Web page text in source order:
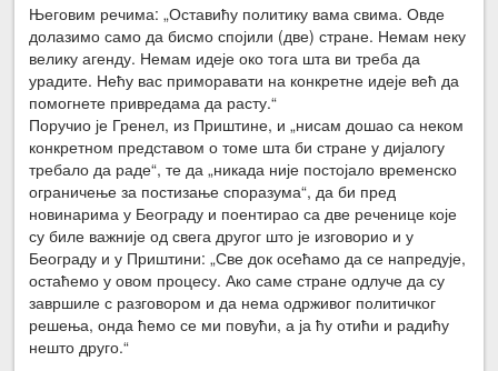
Његовим речима: „Оставићу политику вама свима. Овде
долазимо само да бисмо спојили (две) стране. Немам неку
велику агенду. Немам идеје око тога шта ви треба да
урадите. Нећу вас приморавати на конкретне идеје већ да
помогнете привредама да расту.“
Поручио је Гренел, из Приштине, и „нисам дошао са неком
конкретном представом о томе шта би стране у дијалогу
требало да раде“, те да „никада није постојало временско
ограничење за постизање споразума“, да би пред
новинарима у Београду и поентирао са две реченице које
су биле важније од свега другог што је изговорио и у
Београду и у Приштини: „Све док осећамо да се напредује,
остаћемо у овом процесу. Ако саме стране одлуче да су
завршиле с разговором и да нема одрживог политичког
решења, онда ћемо се ми повући, а ја ћу отићи и радићу
нешто друго.“